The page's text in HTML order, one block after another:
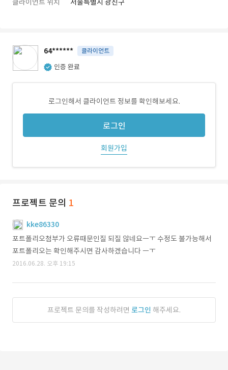
클라이언트 위치 서울특별시 광진구
64****** 클라이언트
인증 완료
로그인해서 클라이언트 정보를 확인해보세요.
로그인
회원가입
프로젝트 문의 1
kke86330
포트폴리오첨부가 오류때문인질 되질 않네요ㅡㅜ 수정도 불가능해서
포트폴리오는 확인해주시면 감사하겠습니다 ㅡㅜ
2016.06.28. 오후 19:15
프로젝트 문의를 작성하려면 로그인 해주세요.